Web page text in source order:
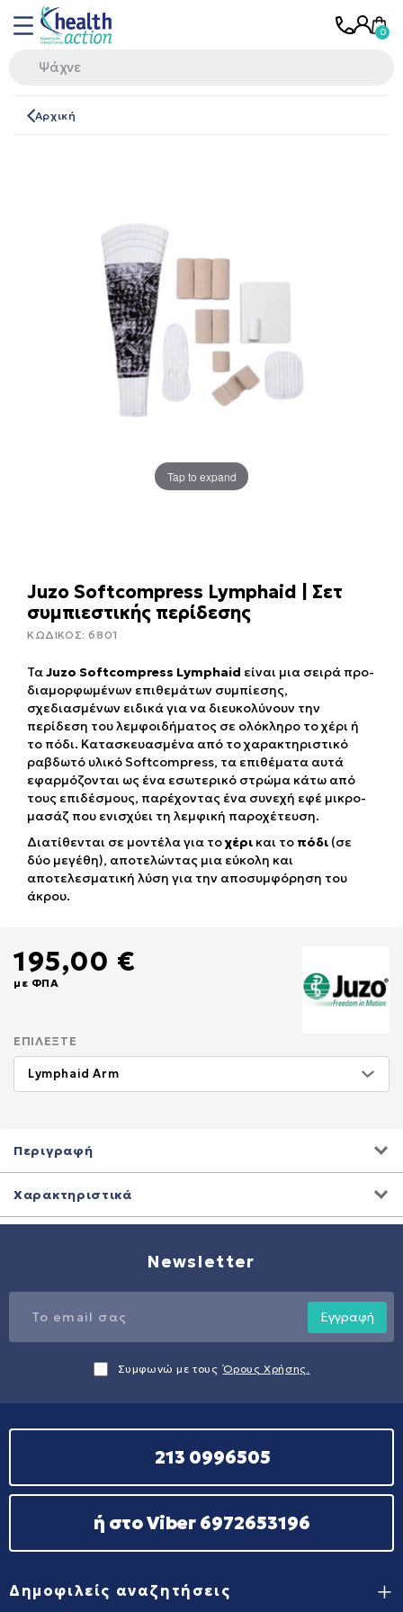
Αρχική
Tap to expand
Juzo Softcompress Lymphaid | Σετ
συμπιεστικής περίδεσης
ΚΩΔΙΚΟΣ:6801
ΤαJuzo Softcompress Lymphaid είναι μια σειρά προ-
διαμορφωμένων επιθεμάτων συμπίεσης,
σχεδιασμένων ειδικά για να διευκολύνουν την
περίδεση του λεμφοιδήματος σε ολόκληρο το χέρι ή
το πόδι. Κατασκευασμένα από το χαρακτηριστικό
ραβδωτό υλικό Softcompress, τα επιθέματα αυτά
εφαρμόζονται ως ένα εσωτερικό στρώμα κάτω από
τους επιδέσμους, παρέχοντας ένα συνεχή εφέ μικρο-
μασάζ που ενισχύει τη λεμφική παροχέτευση.
Διατίθενται σε μοντέλα για τοχέρι και το πόδι (σε
δύο μεγέθη), αποτελώντας μια εύκολη και
αποτελεσματική λύση για την αποσυμφόρηση του
άκρου.
195,00 €
με ΦΠΑ
ΕΠΙΛΈΞΤΕ
Περιγραφή
Χαρακτηριστικά
Newsletter
Εγγραφή
Συμφωνώ με τους Όρους Χρήσης.
213 0996505
ή στο Viber 6972653196
Δημοφιλείς αναζητήσεις